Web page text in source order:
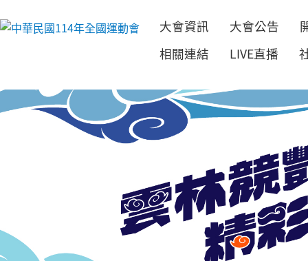
跳到主要內容
大會資訊 大會公告
相關連結
LIVE直播